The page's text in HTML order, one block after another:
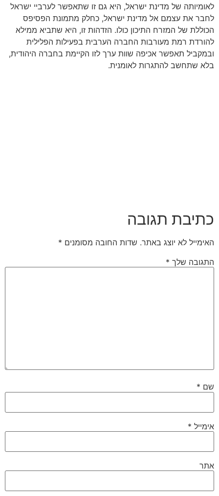
לאומיותה של מדינת ישראל, היא גם זו שתאפשר לערביי ישראל
לחבר את עצמם אל מדינת ישראל, כחלק מתמונת הפסיפס
הכוללת של המזרח התיכון כולו. הזדהות זו, היא שתביא ממילא
להורדת רמת מעורבות החברה הערבית בפעילות הפלילית
ובמקביל תאפשר אכיפה שוות ערך לזו הקיימת בחברה היהודית,
בלא שתחשב להתגרות לאומנית.
כתיבת תגובה
האימייל לא יוצג באתר. שדות החובה מסומנים *
התגובה שלך *
שם *
אימייל *
אתר